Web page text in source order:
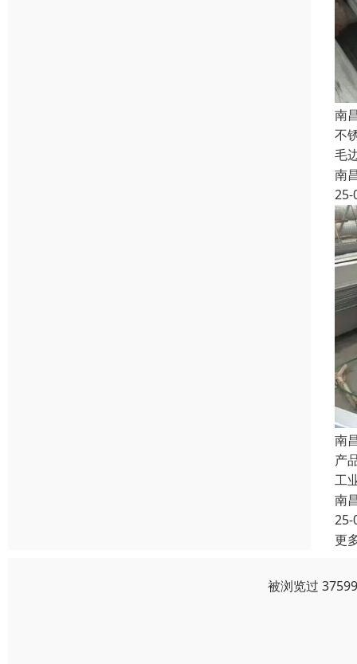
南
不
毛
南
25-
南
产
工
南
25-
更
被浏览过